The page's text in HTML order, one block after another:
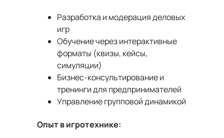
Разработка и модерация деловых
игр
Обучение через интерактивные
форматы (квизы, кейсы,
симуляции)
Бизнес-консультирование и
тренинги для предпринимателей
Управление групповой динамикой
Опыт в игротехнике: